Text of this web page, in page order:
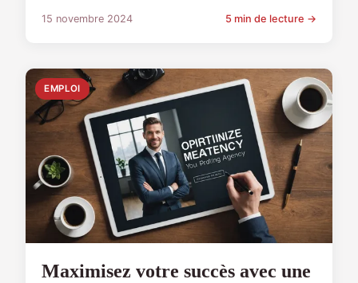
15 novembre 2024 5 min de lecture →
EMPLOI
Maximisez votre succès avec une